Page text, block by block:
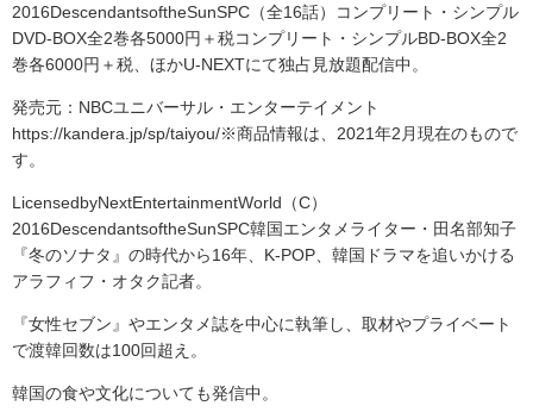
2016DescendantsoftheSunSPC（全16話）コンプリート・シンプル
DVD-BOX全2巻各5000円＋税コンプリート・シンプルBD‐BOX全2
巻各6000円＋税、ほかU-NEXTにて独占見放題配信中。
発売元：NBCユニバーサル・エンターテイメント
https://kandera.jp/sp/taiyou/※商品情報は、2021年2月現在のもので
す。
LicensedbyNextEntertainmentWorld（C）
2016DescendantsoftheSunSPC韓国エンタメライター・田名部知子
『冬のソナタ』の時代から16年、K-POP、韓国ドラマを追いかける
アラフィフ・オタク記者。
『女性セブン』やエンタメ誌を中心に執筆し、取材やプライベート
で渡韓回数は100回超え。
韓国の食や文化についても発信中。